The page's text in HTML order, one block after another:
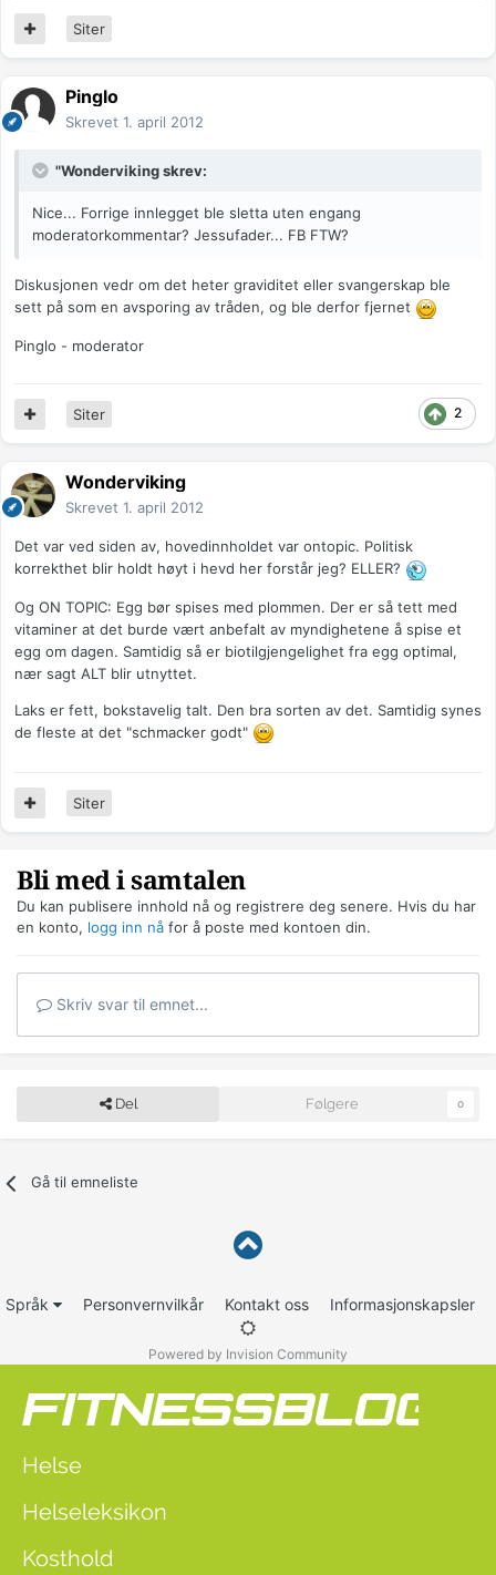
Siter
Pinglo
Skrevet 1. april 2012
"Wonderviking skrev:
Nice... Forrige innlegget ble sletta uten engang
moderatorkommentar? Jessufader... FB FTW?
Diskusjonen vedr om det heter graviditet eller svangerskap ble
sett på som en avsporing av tråden, og ble derfor fjernet
Pinglo - moderator
2
Siter
Wonderviking
Skrevet 1. april 2012
Det var ved siden av, hovedinnholdet var ontopic. Politisk
korrekthet blir holdt høyt i hevd her forstår jeg? ELLER?
Og ON TOPIC: Egg bør spises med plommen. Der er så tett med
vitaminer at det burde vært anbefalt av myndighetene å spise et
egg om dagen. Samtidig så er biotilgjengelighet fra egg optimal,
nær sagt ALT blir utnyttet.
Laks er fett, bokstavelig talt. Den bra sorten av det. Samtidig synes
de fleste at det "schmacker godt"
Siter
Bli med i samtalen
Du kan publisere innhold nå og registrere deg senere. Hvis du har
en konto, logg inn nå for å poste med kontoen din.
Skriv svar til emnet...
Del Følgere 0
Gå til emneliste
Språk Personvernvilkår Kontakt oss Informasjonskapsler
Powered by Invision Community
Helse
Helseleksikon
Kosthold